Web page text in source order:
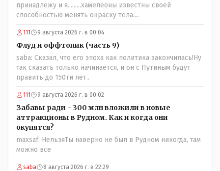
принадлежу и я.........хамелеоны известны своей
способностью менять окраску тела....
111 9 августа 2026 г. в 00:04
Флуд и оффтопик (часть 9)
saba: Сказал, что его эпоха как политика закончилась!Ну
так сказать только начинается, и он с Путиным будут
править до 150ти лет..
111 9 августа 2026 г. в 00:02
Забавы ради - 300 млн вложили в новые
аттракционы в Рудном. Как и когда они
окупятся?
maxsaf: НельзяТы наверно не был в Рудном никогда, там
можно все
saba 8 августа 2026 г. в 22:29